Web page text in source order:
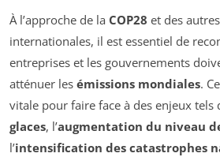
À l’approche de la COP28 et des
internationales, il est essentiel de
entreprises et les gouvernements
atténuer les émissions mondiales.
vitale pour faire face à des enjeux tels
glaces, l’augmentation du niveau
l’intensification des catastrophes